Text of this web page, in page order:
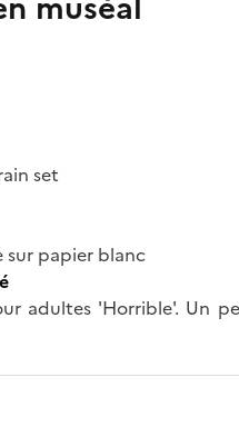
set
sur papier blanc
adultes 'Horrible'. Un